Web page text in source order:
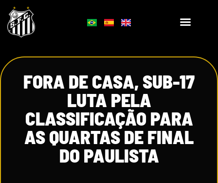
FORA DE CASA, SUB-17
LUTA PELA
CLASSIFICAÇÃO PARA
AS QUARTAS DE FINAL
DO PAULISTA